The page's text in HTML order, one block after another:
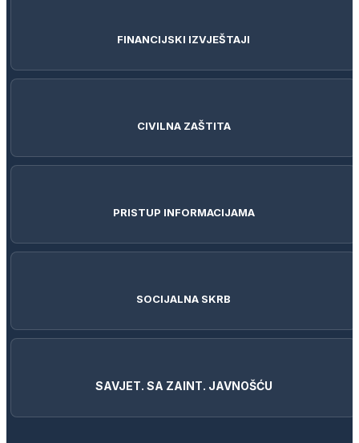
FINANCIJSKI IZVJEŠTAJI
CIVILNA ZAŠTITA
PRISTUP INFORMACIJAMA
SOCIJALNA SKRB
SAVJET. SA ZAINT. JAVNOŠĆU